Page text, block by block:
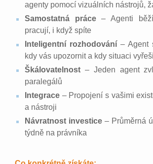
agenty pomocí vizuálních nástrojů,
Samostatná práce– Agenti
pracují, i když spíte
Inteligentní rozhodování – Agent
kdy vás upozornit a kdy situaci
Škálovatelnost – Jeden agent
paralegálů
Integrace – Propojení s vašimi
a nástroji
Návratnost investice – Průměrná
týdně na právníka